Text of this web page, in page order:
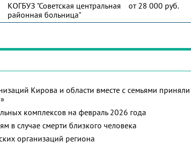
КОГБУЗ "Советская центральная
районная больница"
от 28 000 руб.
Кирова и области вместе с семьями приняли
комплексов на февраль 2026 года
в случае смерти близкого человека
организаций региона